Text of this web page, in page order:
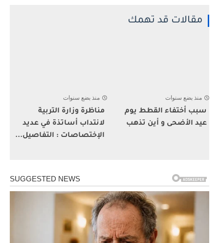
مقالات قد تهمك
منذ بضع سنوات
سبب أختفاء القطط يوم
عيد الأضحى و أين تذهب
منذ بضع سنوات
مناظرة وزارة التربية
لانتداب أساتذة في عديد
الإختصاصات : التفاصيل...